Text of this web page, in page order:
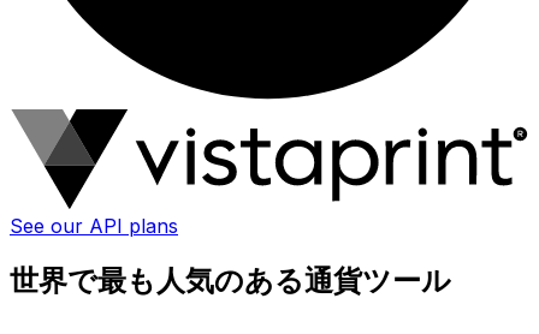
See our API plans
世界で最も人気のある通貨ツール